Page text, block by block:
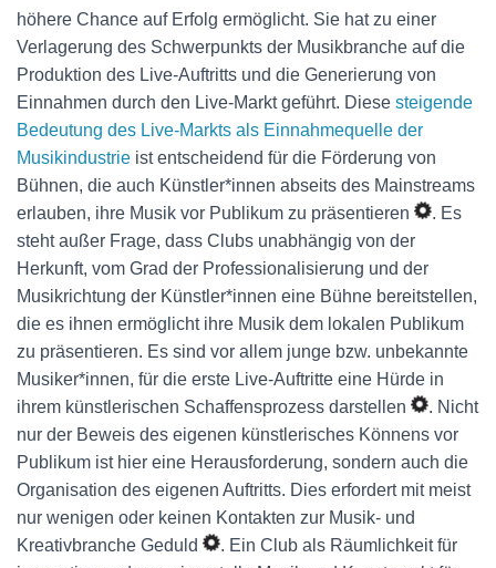
höhere Chance auf Erfolg ermöglicht. Sie hat zu einer
Verlagerung des Schwerpunkts der Musikbranche auf die
Produktion des Live-Auftritts und die Generierung von
Einnahmen durch den Live-Markt geführt. Diese steigende
Bedeutung des Live-Markts als Einnahmequelle der
Musikindustrie ist entscheidend für die Förderung von
Bühnen, die auch Künstler*innen abseits des Mainstreams
erlauben, ihre Musik vor Publikum zu präsentieren
. Es
steht außer Frage, dass Clubs unabhängig von der
Herkunft, vom Grad der Professionalisierung und der
Musikrichtung der Künstler*innen eine Bühne bereitstellen,
die es ihnen ermöglicht ihre Musik dem lokalen Publikum
zu präsentieren. Es sind vor allem junge bzw. unbekannte
Musiker*innen, für die erste Live-Auftritte eine Hürde in
ihrem künstlerischen Schaffensprozess darstellen
. Nicht
nur der Beweis des eigenen künstlerisches Könnens vor
Publikum ist hier eine Herausforderung, sondern auch die
Organisation des eigenen Auftritts. Dies erfordert mit meist
nur wenigen oder keinen Kontakten zur Musik- und
Kreativbranche Geduld
. Ein Club als Räumlichkeit für